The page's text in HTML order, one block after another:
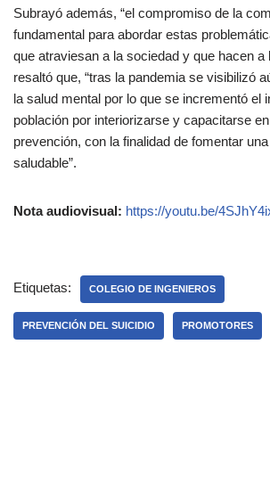
Subrayó además, “el compromiso de la
fundamental para abordar estas
que atraviesan a la sociedad y que hacen a
resaltó que, “tras la pandemia se visibilizó
la salud mental por lo que se incrementó el
población por interiorizarse y capacitarse
prevención, con la finalidad de fomentar
saludable”.
Nota audiovisual: https://youtu.be/
Etiquetas: COLEGIO DE INGENIEROS
PREVENCIÓN DEL SUICIDIO PROMOTORES